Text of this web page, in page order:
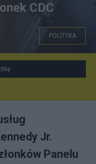
CDC
POLITYKA
Jr.
Panelu